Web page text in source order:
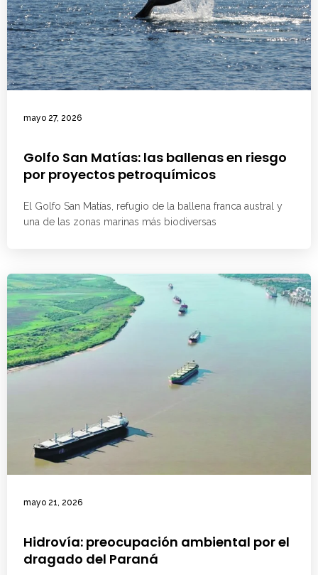
mayo 27, 2026
Golfo San Matías: las ballenas en riesgo
por proyectos petroquímicos
El Golfo San Matías, refugio de la ballena franca austral y
una de las zonas marinas más biodiversas
mayo 21, 2026
Hidrovía: preocupación ambiental por el
dragado del Paraná